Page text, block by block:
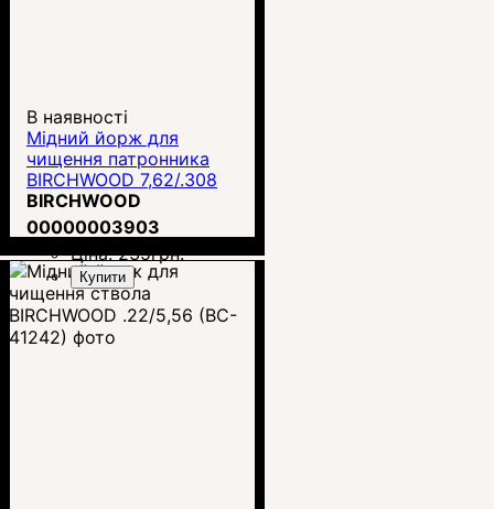
В наявності
Мідний йорж для
чищення патронника
BIRCHWOOD 7,62/.308
(BC-41285)
BIRCHWOOD
00000003903
Ціна:235грн.
Купити